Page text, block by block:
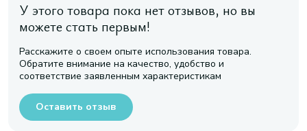
У этого товара пока нет отзывов, но вы
можете стать первым!
Расскажите о своем опыте использования товара.
Обратите внимание на качество, удобство и
соответствие заявленным характеристикам
Оставить отзыв